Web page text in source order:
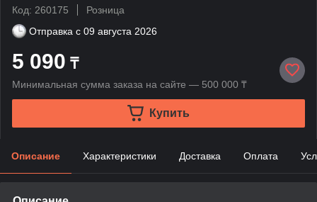
Код: 260175
Розница
Отправка с 09 августа 2026
5 090 ₸
Минимальная сумма заказа на сайте — 500 000 ₸
Купить
Описание Характеристики Доставка Оплата